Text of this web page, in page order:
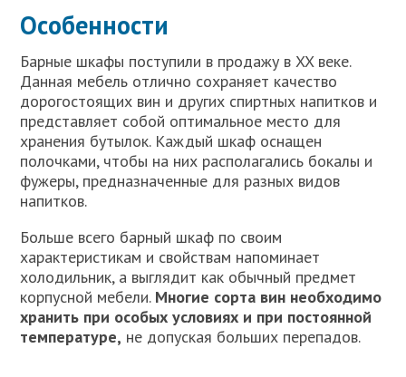
Особенности
Барные шкафы поступили в продажу в XX веке.
Данная мебель отлично сохраняет качество
дорогостоящих вин и других спиртных напитков и
представляет собой оптимальное место для
хранения бутылок. Каждый шкаф оснащен
полочками, чтобы на них располагались бокалы и
фужеры, предназначенные для разных видов
напитков.
Больше всего барный шкаф по своим
характеристикам и свойствам напоминает
холодильник, а выглядит как обычный предмет
корпусной мебели. Многие сорта вин необходимо
хранить при особых условиях и при постоянной
температуре, не допуская больших перепадов.